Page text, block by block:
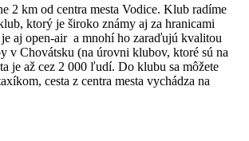
2 km od centra mesta Vodice. Klub radíme
ktorý je široko známy aj za hranicami
aj open-air a mnohí ho zaraďujú kvalitou
v Chovátsku (na úrovni klubov, ktoré sú na
je až cez 2 000 ľudí. Do klubu sa môžete
cesta z centra mesta vychádza na